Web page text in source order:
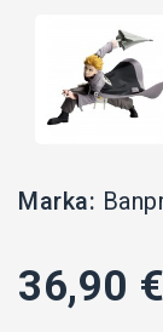
Marka:
36,90 €